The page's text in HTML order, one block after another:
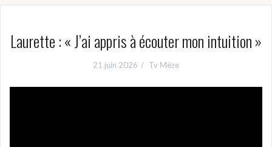
Laurette : « J’ai appris à écouter mon intuition »
21 juin 2026 Tv Mèze